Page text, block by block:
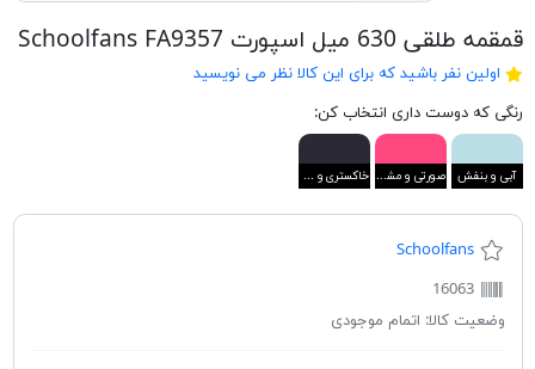
قمقمه طلقی 630 میل اسپورت Schoolfans FA9357
اولین نفر باشید که برای این کالا نظر می نویسید
رنگی که دوست داری انتخاب کن:
آبی و بنفش صورتی و مشکی خاکستری و مشکی
Schoolfans
16063
وضعیت کالا: اتمام موجودی